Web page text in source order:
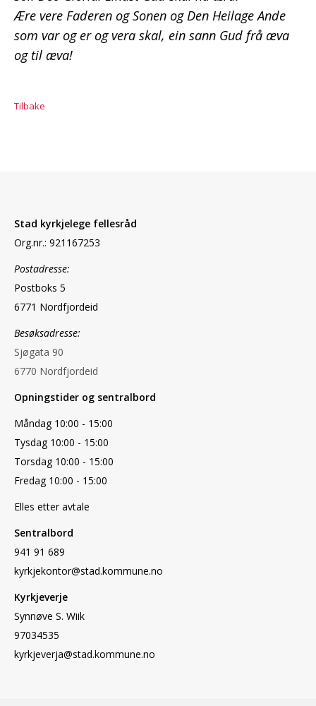
Ære vere Faderen og Sonen og Den Heilage Ande
som var og er og vera skal, ein sann Gud frå æva
og til æva!
Tilbake
Stad kyrkjelege fellesråd
Org.nr.: 921167253
Postadresse:
Postboks 5
6771 Nordfjordeid
Besøksadresse:
Sjøgata 90
6770 Nordfjordeid
Opningstider og sentralbord
Måndag 10:00 - 15:00
Tysdag 10:00 - 15:00
Torsdag 10:00 - 15:00
Fredag 10:00 - 15:00
Elles etter avtale
Sentralbord
941 91 689
kyrkjekontor@stad.kommune.no
Kyrkjeverje
Synnøve S. Wiik
97034535
kyrkjeverja@stad.kommune.no